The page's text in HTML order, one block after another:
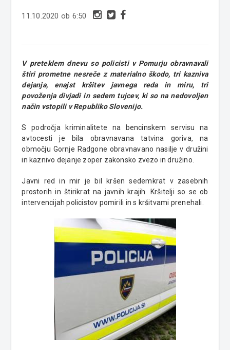
11.10.2020 ob 6:50
V preteklem dnevu so policisti v Pomurju obravnavali
štiri prometne nesreče z materialno škodo, tri kazniva
dejanja, enajst kršitev javnega reda in miru, tri
povoženja divjadi in sedem tujcev, ki so na nedovoljen
način vstopili v Republiko Slovenijo.
S področja kriminalitete na bencinskem servisu na
avtocesti je bila obravnavana tatvina goriva, na
območju Gornje Radgone obravnavano nasilje v družini
in kaznivo dejanje zoper zakonsko zvezo in družino.
Javni red in mir je bil kršen sedemkrat v zasebnih
prostorih in štirikrat na javnih krajih. Kršitelji so se ob
intervencijah policistov pomirili in s kršitvami prenehali.